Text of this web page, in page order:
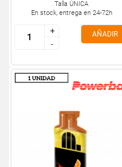
Talla ÚNICA
En stock, entrega en 24-72h
+
-
+
-
AÑADIR